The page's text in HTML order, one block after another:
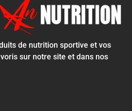
de nutrition sportive et vos
sur notre site et dans nos